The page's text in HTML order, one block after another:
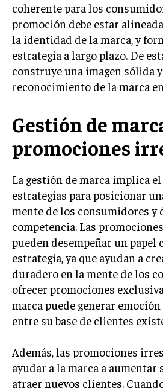
GESTIÓN DE CLIENTES
EMPRENDIMIENTO
INNOVACIÓN EMPRESARIAL
GESTIÓN DEL CAMBIO
HABILIDADES DIRECTIVAS
EMPRENDIMIENTO
FINANZAS
FINANZAS Y CONTABILIDAD
GESTIÓN DE RECURSOS
INVERSIONES Y MERCADOS
CONTABILIDAD
ECONOMÍA EMPRESARIAL
INTERNACIONAL
COMERCIO INTERNACIONAL
EXPANSIÓN GLOBAL
coherente para los
promoción debe estar
la identidad de la marca, y
estrategia a largo plazo. De
construye una imagen sólida
reconocimiento de la marca
Gestión de
promociones
La gestión de marca implica
estrategias para posicionar
mente de los consumidores y
competencia. Las
pueden desempeñar un papel
estrategia, ya que ayudan a
duradero en la mente de los
ofrecer promociones
marca puede generar
entre su base de clientes
Además, las promociones
ayudar a la marca a
atraer nuevos clientes.